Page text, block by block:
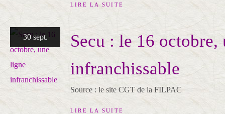
LIRE LA SUITE
30 sept.
Secu : le 16 octobre,
infranchissable
Source : le site CGT de la FILPAC
LIRE LA SUITE